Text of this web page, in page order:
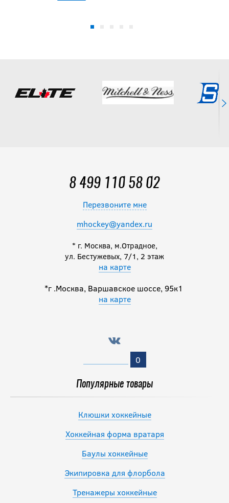
8 499 110 58 02
Перезвоните мне
mhockey@yandex.ru
* г. Москва, м.Отрадное,
ул. Бестужевых, 7/1, 2 этаж
на карте
*г .Москва, Варшавское шоссе, 95к1
на карте
0
Популярные товары
Клюшки хоккейные
Хоккейная форма вратаря
Баулы хоккейные
Экипировка для флорбола
Тренажеры хоккейные